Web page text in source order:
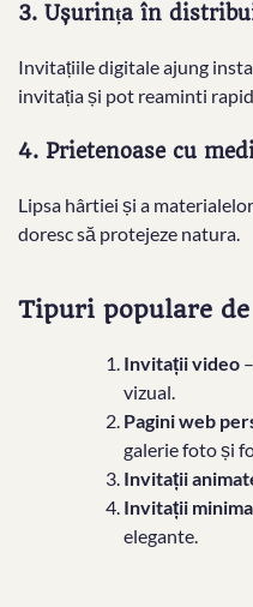
3. Ușurința în
Invitațiile digitale ajung
invitația și pot reaminti
4. Prietenoase cu
Lipsa hârtiei și a
doresc să protejeze natura.
Tipuri populare
Invitații video
vizual.
Pagini web
galerie foto și
Invitații
Invitații
elegante.